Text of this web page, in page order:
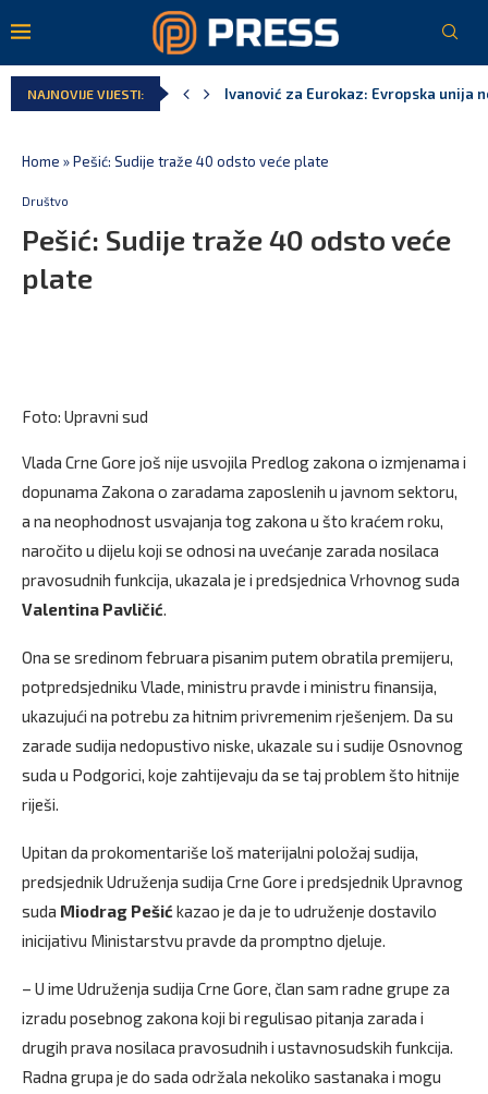
NAJNOVIJE VIJESTI:
Ivanović za Eurokaz: Evropska unija
Home »Pešić: Sudije traže 40 odsto veće plate
Društvo
Pešić: Sudije traže 40 odsto veće
plate
Foto: Upravni sud
Vlada Crne Gore još nije usvojila Predlog zakona o izmjenama i
dopunama Zakona o zaradama zaposlenih u javnom sektoru,
a na neophodnost usvajanja tog zakona u što kraćem roku,
naročito u dijelu koji se odnosi na uvećanje zarada nosilaca
pravosudnih funkcija, ukazala je i predsjednica Vrhovnog suda
Valentina Pavličić.
Ona se sredinom februara pisanim putem obratila premijeru,
potpredsjedniku Vlade, ministru pravde i ministru finansija,
ukazujući na potrebu za hitnim privremenim rješenjem. Da su
zarade sudija nedopustivo niske, ukazale su i sudije Osnovnog
suda u Podgorici, koje zahtijevaju da se taj problem što hitnije
riješi.
Upitan da prokomentariše loš materijalni položaj sudija,
predsjednik Udruženja sudija Crne Gore i predsjednik Upravnog
suda Miodrag Pešić kazao je da je to udruženje dostavilo
inicijativu Ministarstvu pravde da promptno djeluje.
– U ime Udruženja sudija Crne Gore, član sam radne grupe za
izradu posebnog zakona koji bi regulisao pitanja zarada i
drugih prava nosilaca pravosudnih i ustavnosudskih funkcija.
Radna grupa je do sada održala nekoliko sastanaka i mogu